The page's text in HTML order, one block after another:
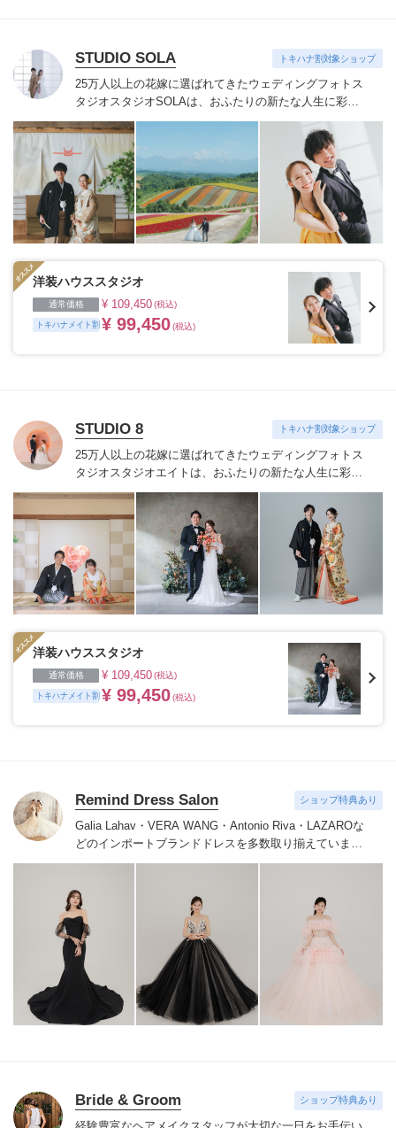
STUDIO SOLA トキハナ割対象ショップ
25万人以上の花嫁に選ばれてきたウェディングフォトス
タジオスタジオSOLAは、おふたりの新たな人生に彩り
を添える“最高のウェディングフォト”のお手伝いをさせ
ていただきます。
1枚の写真のチカラを信じて
洋装ハウススタジオ
通常価格 ¥ 109,450(税込)
トキハナメイト割 ¥ 99,450(税込)
STUDIO 8 トキハナ割対象ショップ
25万人以上の花嫁に選ばれてきたウェディングフォトス
タジオスタジオエイトは、おふたりの新たな人生に彩り
を添える“最高のウェディングフォト”のお手伝いをさせ
ていただきます。
1枚の写真のチカラを信じて
洋装ハウススタジオ
通常価格 ¥ 109,450(税込)
トキハナメイト割 ¥ 99,450(税込)
Remind Dress Salon ショップ特典あり
Galia Lahav・VERA WANG・Antonio Riva・LAZAROな
どのインポートブランドドレスを多数取り揃えていま
す。挙式・披露宴・前撮り・二次会などのお貸出しも可
レスをレンタルしていただいたお客様にはヘッドアクセ
サリー・イヤリング・ピアス・シューズ・ベールが無料
で付きます。
Bride & Groom ショップ特典あり